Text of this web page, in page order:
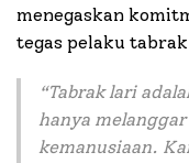
menegaskan
tegas pelaku
“Tabrak lari
hanya
kemanusiaan.